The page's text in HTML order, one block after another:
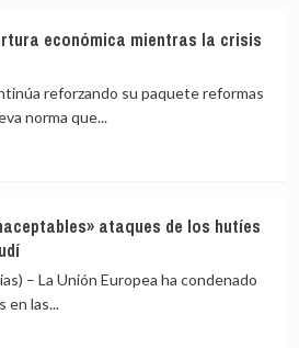
económica mientras la crisis
reforzando su paquete reformas
norma que...
ataques de los hutíes
– La Unión Europea ha condenado
en las...